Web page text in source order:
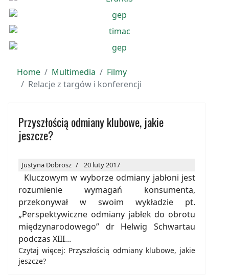
Home Multimedia
Filmy
Relacje z targów i konferencji
Przyszłością odmiany klubowe, jakie
jeszcze?
Justyna Dobrosz 20 luty 2017
Kluczowym w wyborze odmiany jabłoni jest
rozumienie wymagań konsumenta,
przekonywał w swoim wykładzie pt.
„Perspektywiczne odmiany jabłek do obrotu
międzynarodowego” dr Helwig Schwartau
podczas XIII...
Czytaj więcej: Przyszłością odmiany klubowe, jakie
jeszcze?